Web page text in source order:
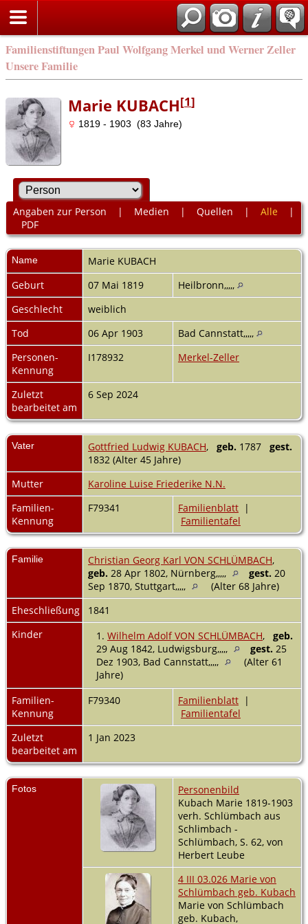
Familienstiftungen Paul Wolfgang Merkel und Werner Zeller
Unsere Familie
Marie KUBACH[1]
1819 - 1903 (83 Jahre)
Angaben zur Person | Medien | Quellen | Alle |
PDF
Name Marie KUBACH
Geburt
07 Mai 1819
Heilbronn,,,,,
Geschlecht
weiblich
Tod
06 Apr 1903
Bad Cannstatt,,,,,
Personen-
Kennung
I178932 Merkel-Zeller
Zuletzt
bearbeitet am
6 Sep 2024
Vater Gottfried Ludwig KUBACH, geb. 1787 gest.
1832 (Alter 45 Jahre)
Mutter
Karoline Luise Friederike N.N.
Familien-
Kennung
F79341 Familienblatt |
Familientafel
Familie Christian Georg Karl VON SCHLÜMBACH,
geb. 28 Apr 1802, Nürnberg,,,,, gest. 20
Sep 1870, Stuttgart,,,,,
(Alter 68 Jahre)
Eheschließung
1841
Kinder
1. Wilhelm Adolf VON SCHLÜMBACH, geb.
29 Aug 1842, Ludwigsburg,,,,,
gest. 25
Dez 1903, Bad Cannstatt,,,,,
(Alter 61
Jahre)
Familien-
Kennung
F79340 Familienblatt |
Familientafel
Zuletzt
bearbeitet am
1 Jan 2023
Fotos
Personenbild
Kubach Marie 1819-1903
verh. Schlümbach aus
Schlimbach -
Schlümbach, S. 62, von
Herbert Leube
4 III 03.026 Marie von
Schlümbach geb. Kubach
Marie von Schlümbach
geb. Kubach,